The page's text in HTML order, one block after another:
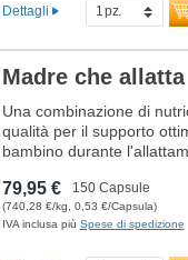
acido folico in forma
e DHA per supportare lo
bambino. Sviluppato da
in Germania con sigillatura
alluminio.
Ulteriori informazioni
gravidanza precoce 1°-
Dettagli
Madre che allatta
Una combinazione di
qualità per il supporto
bambino durante
vitamina D3 per la
formazione del sangue e
ossa. Omega-3 ad alto
79,95 € 150 Capsule
(740,28 €/kg, 0,53 €/Capsula)
IVA inclusa più Spese di spedizione